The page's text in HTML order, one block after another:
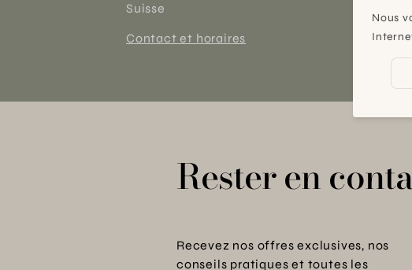
Suisse
Contact et horaires
Rester en
Recevez nos offres exclusives, nos
conseils pratiques et toutes les
Nous